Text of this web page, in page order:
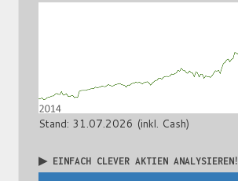
Stand: 31.07.2026 (inkl. Cash)
▶ EINFACH CLEVER AKTIEN ANALYSIEREN!